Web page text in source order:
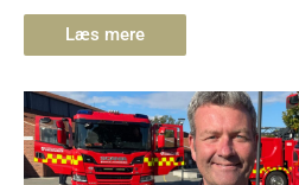
Læs mere